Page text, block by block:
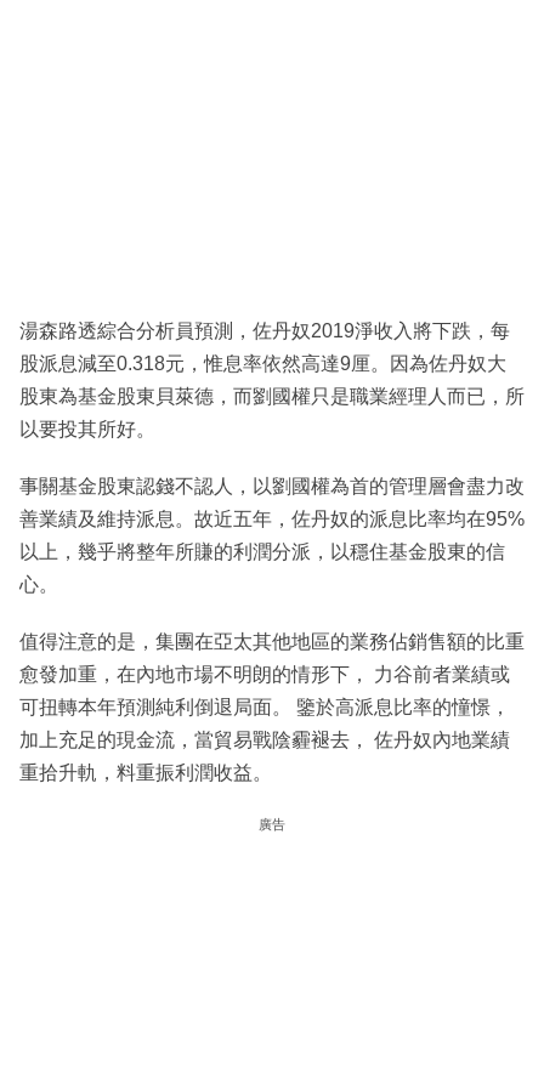
湯森路透綜合分析員預測，佐丹奴2019淨收入將下跌，每
股派息減至0.318元，惟息率依然高達9厘。因為佐丹奴大
股東為基金股東貝萊德，而劉國權只是職業經理人而已，所
以要投其所好。
事關基金股東認錢不認人，以劉國權為首的管理層會盡力改
善業績及維持派息。故近五年，佐丹奴的派息比率均在95%
以上，幾乎將整年所賺的利潤分派，以穩住基金股東的信
心。
值得注意的是，集團在亞太其他地區的業務佔銷售額的比重
愈發加重，在內地市場不明朗的情形下， 力谷前者業績或
可扭轉本年預測純利倒退局面。 鑒於高派息比率的憧憬，
加上充足的現金流，當貿易戰陰霾褪去， 佐丹奴內地業績
重拾升軌，料重振利潤收益。
廣告